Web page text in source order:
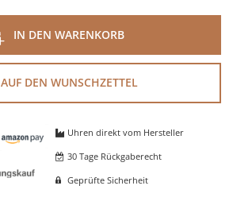
IN DEN WARENKORB
AUF DEN WUNSCHZETTEL
Uhren direkt vom Hersteller
30 Tage Rückgaberecht
Geprüfte Sicherheit